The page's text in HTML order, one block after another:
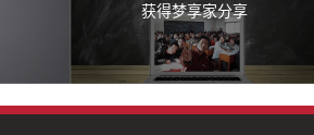
获得梦享家分享